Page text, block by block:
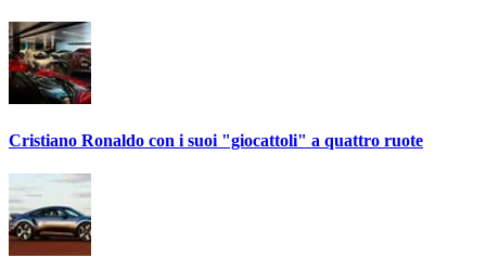
Cristiano Ronaldo con i suoi "giocattoli" a quattro ruote